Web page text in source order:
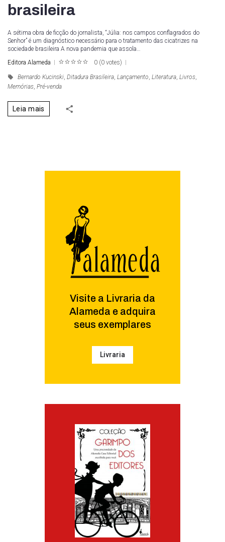
brasileira
A sétima obra de ficção do jornalista, “Júlia: nos campos conflagrados do
Senhor” é um diagnóstico necessário para o tratamento das cicatrizes na
sociedade brasileira A nova pandemia que assola…
Editora Alameda
0 (0 votes)
Bernardo Kucinski Ditadura Brasileira Lançamento Literatura Livros
Memórias Pré-venda
Leia mais
Visite a Livraria da
Alameda e adquira
seus exemplares
Livraria